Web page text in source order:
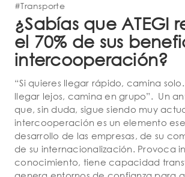
#Transporte
¿Sabías que ATEGI
el 70% de sus
intercooperación?
“Si quieres llegar rápido, camina solo.
llegar lejos, camina en grupo”. Un
que, sin duda, sigue siendo muy
intercooperación es un elemento
desarrollo de las empresas, de su
de su internacionalización. Provoca
conocimiento, tiene capacidad